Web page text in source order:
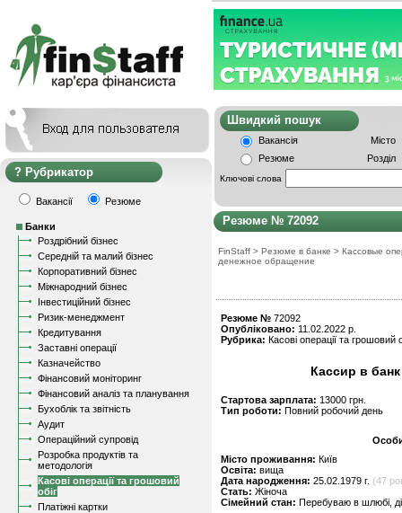
Рубрикатор
Вакансії Резюме
Банки
Роздрібний бізнес
Середній та малий бізнес
Корпоративний бізнес
Міжнародний бізнес
Інвестиційний бізнес
Ризик-менеджмент
Кредитування
Заставні операції
Казначейство
Фінансовий моніторинг
Фінансовий аналіз та планування
Бухоблік та звітність
Аудит
Операційний супровід
Розробка продуктів та
методологія
Касові операції та грошовий
обіг
Платіжні картки
Швидкий
Вакансія
Місто
Резюме
Розділ
Ключові слова
Резюме № 72092
FinStaff > Резюме в банке > Кассовые
денежное обращение
Резюме № 72092
Опубліковано: 11.02.2022 р.
Рубрика: Касові операції та грошовий
Кассир в
Стартова зарплата: 13000 грн.
Тип роботи: Повний робочий день
Місто проживання: Київ
Освіта: вища
Дата народження: 25.02.1979 г. (47
Стать: Жіноча
Сімейний стан: Перебуваю в шлюбі,